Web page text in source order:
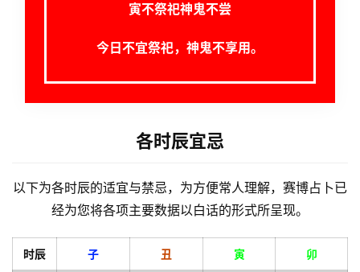
寅不祭祀神鬼不尝
今日不宜祭祀，神鬼不享用。
各时辰宜忌
以下为各时辰的适宜与禁忌，为方便常人理解，赛博占卜已
经为您将各项主要数据以白话的形式所呈现。
时辰 子 丑 寅 卯